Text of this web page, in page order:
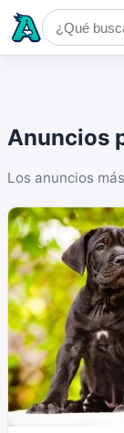
Anuncios
Los anuncios